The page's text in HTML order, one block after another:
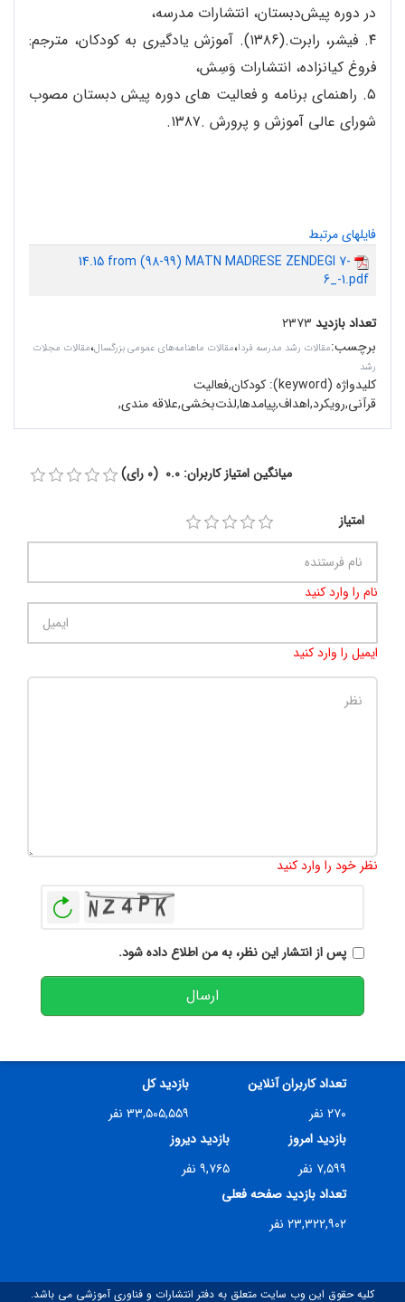
در دوره پیش‌دبستان، انتشارات مدرسه،
۴. فیشر، رابرت.(۱۳۸۶). آموزش یادگیری به کودکان، مترجم:
فروغ کیانزاده، انتشارات وَسِش،
۵. راهنمای برنامه و فعالیت های دوره پیش دبستان مصوب
شورای عالی آموزش و پرورش .۱۳۸۷.
فایلهای مرتبط
14.15 from (98-99) MATN MADRESE ZENDEGI 7-
6_-1.pdf
تعداد بازدید ۲۳۷۳
برچسب:مقالات رشد مدرسه فردا،مقالات ماهنامه‌های عمومی بزرگسال،مقالات مجلات
رشد
کلیدواژه (keyword):
کودکان,فعالیت
‌قرآنی,رویکرد,اهداف,پیامدها,لذت‌بخشی,علاقه‌ مندی,
میانگین امتیاز کاربران: 0.0 (0 رای)
امتیاز
نام را وارد کنید
ایمیل را وارد کنید
نظر خود را وارد کنید
پس از انتشار این نظر، به من اطلاع داده شود.
ارسال
تعداد کاربران آنلاین
۲۷۰ نفر
بازدید کل
۳۳,۵۰۵,۵۵۹ نفر
بازدید امروز
۷,۵۹۹ نفر
بازدید دیروز
۹,۷۶۵ نفر
تعداد بازدید صفحه فعلی
۲۳,۳۲۲,۹۰۲ نفر
کلیه حقوق این وب سایت متعلق به دفتر انتشارات و فناوری آموزشی می باشد.